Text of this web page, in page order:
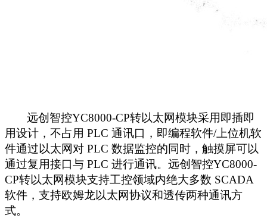
远创智控YC8000-CP转以太网模块采用即插即
用设计，不占用 PLC 通讯口，即编程软件/上位机软
件通过以太网对 PLC 数据监控的同时，触摸屏可以
通过复用接口与 PLC 进行通讯。远创智控YC8000-
CP转以太网模块支持工控领域内绝大多数 SCADA
软件，支持欧姆龙以太网协议和透传两种通讯方
式。